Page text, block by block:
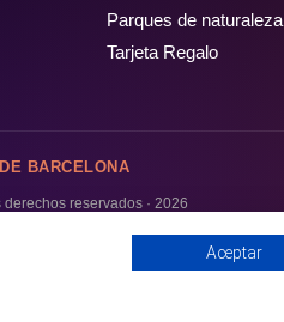
Parques de naturaleza
Tarjeta Regalo
BARCELONA
reservados · 2026
Aceptar